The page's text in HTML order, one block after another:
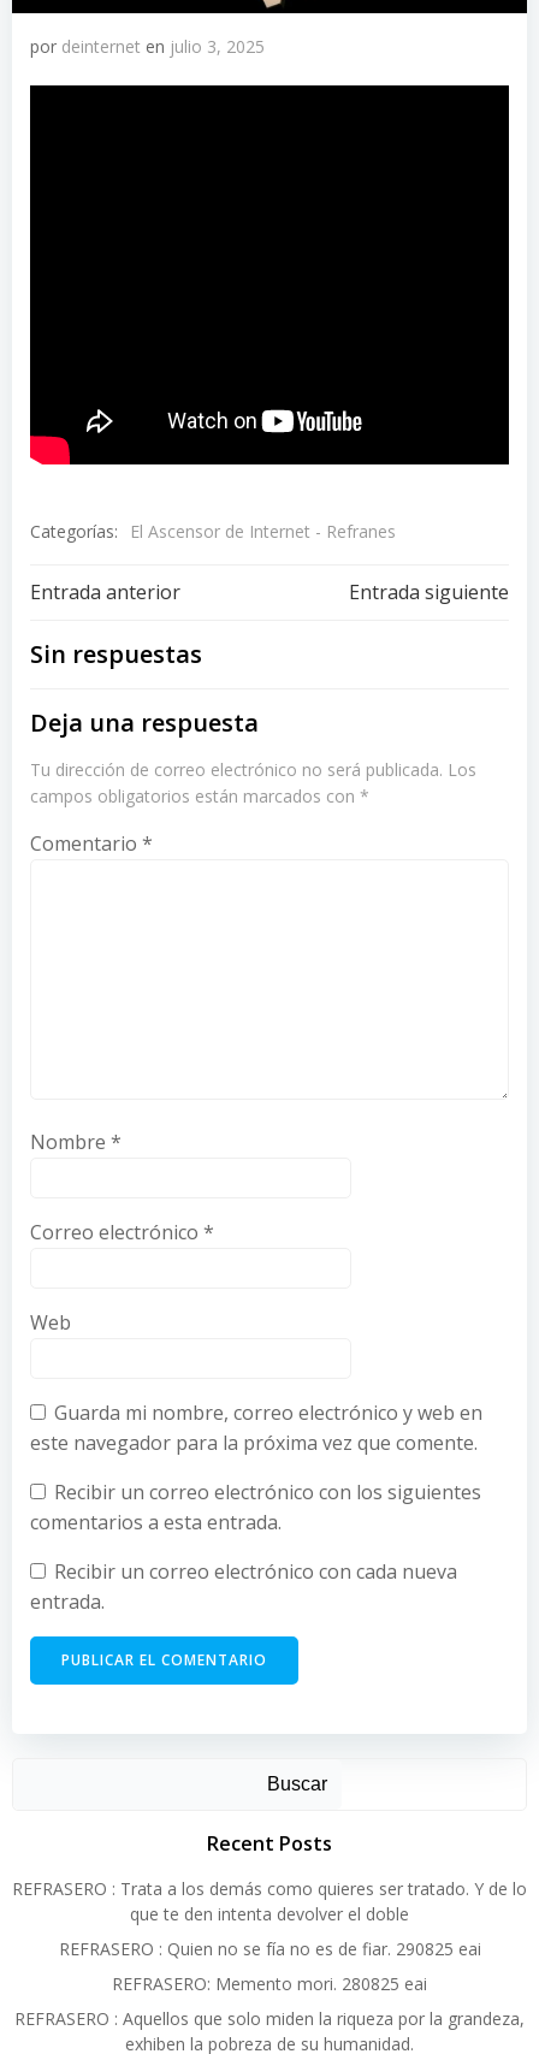
por deinternet en julio 3, 2025
Categorías: El Ascensor de Internet - Refranes
Navegación
de
entradas
Entrada anterior
Navegación
Entrada siguiente
Sin respuestas
Deja una respuesta
Tu dirección de correo electrónico no será publicada. Los
campos obligatorios están marcados con *
Comentario *
Nombre *
Correo electrónico *
Web
Guarda mi nombre, correo electrónico y web en
este navegador para la próxima vez que comente.
Recibir un correo electrónico con los siguientes
comentarios a esta entrada.
Recibir un correo electrónico con cada nueva
entrada.
Buscar
Recent Posts
REFRASERO : Trata a los demás como quieres ser tratado. Y de lo
que te den intenta devolver el doble
REFRASERO : Quien no se fía no es de fiar. 290825 eai
REFRASERO: Memento mori. 280825 eai
REFRASERO : Aquellos que solo miden la riqueza por la grandeza,
exhiben la pobreza de su humanidad.